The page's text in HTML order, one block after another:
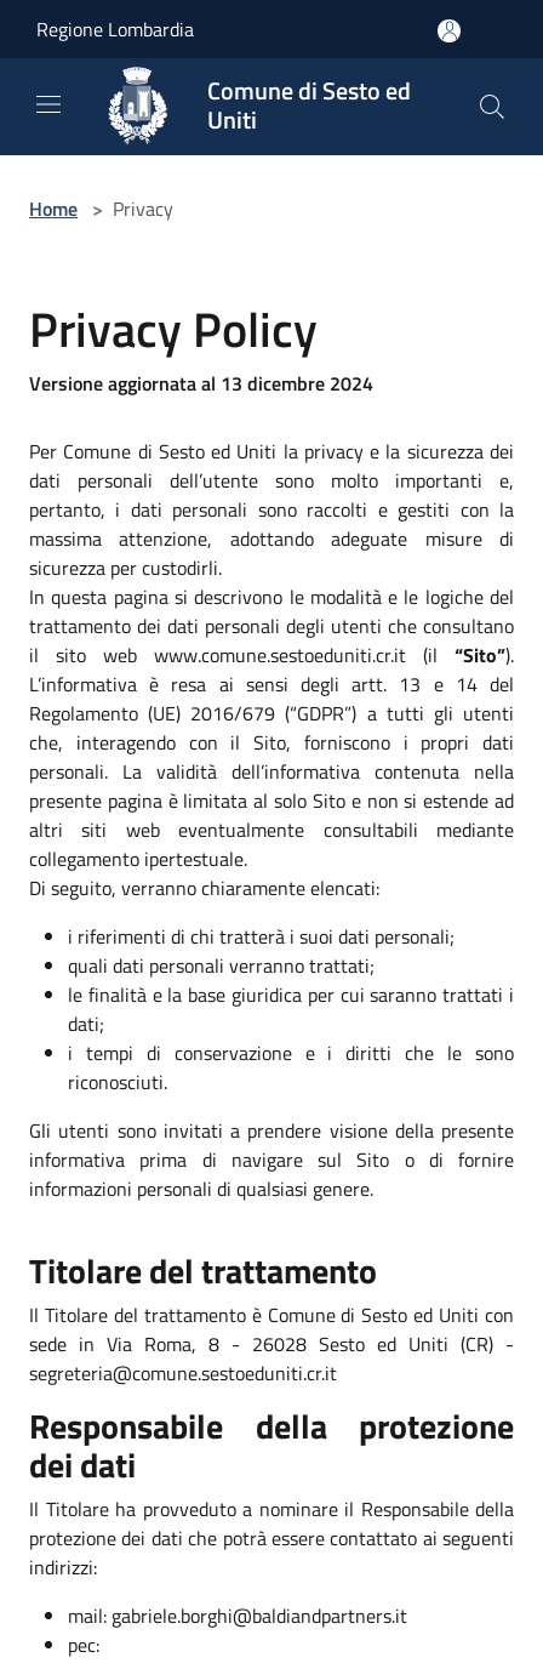
Regione Lombardia
Comune di Sesto ed
Uniti
Home > Privacy
Privacy Policy
Versione aggiornata al 13 dicembre 2024
Per Comune di Sesto ed Uniti la privacy e la sicurezza dei
dati personali dell’utente sono molto importanti e,
pertanto, i dati personali sono raccolti e gestiti con la
massima attenzione, adottando adeguate misure di
sicurezza per custodirli.
In questa pagina si descrivono le modalità e le logiche del
trattamento dei dati personali degli utenti che consultano
il sito web www.comune.sestoeduniti.cr.it (il “Sito”).
L’informativa è resa ai sensi degli artt. 13 e 14 del
Regolamento (UE) 2016/679 (“GDPR”) a tutti gli utenti
che, interagendo con il Sito, forniscono i propri dati
personali. La validità dell’informativa contenuta nella
presente pagina è limitata al solo Sito e non si estende ad
altri siti web eventualmente consultabili mediante
collegamento ipertestuale.
Di seguito, verranno chiaramente elencati:
i riferimenti di chi tratterà i suoi dati personali;
quali dati personali verranno trattati;
le finalità e la base giuridica per cui saranno trattati i
dati;
i tempi di conservazione e i diritti che le sono
riconosciuti.
Gli utenti sono invitati a prendere visione della presente
informativa prima di navigare sul Sito o di fornire
informazioni personali di qualsiasi genere.
Titolare del trattamento
Il Titolare del trattamento è Comune di Sesto ed Uniti con
sede in Via Roma, 8 - 26028 Sesto ed Uniti (CR) -
segreteria@comune.sestoeduniti.cr.it
Responsabile della protezione
dei dati
Il Titolare ha provveduto a nominare il Responsabile della
protezione dei dati che potrà essere contattato ai seguenti
indirizzi:
mail: gabriele.borghi@baldiandpartners.it
pec: